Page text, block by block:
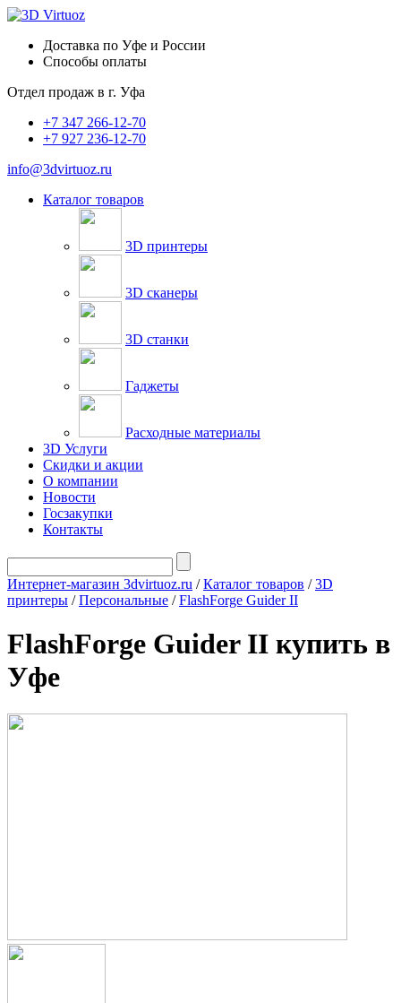
Доставка по Уфе и России
Способы оплаты
Отдел продаж в г. Уфа
+7 347 266-12-70
+7 927 236-12-70
info@3dvirtuoz.ru
Каталог товаров
3D принтеры
3D сканеры
3D станки
Гаджеты
Расходные материалы
3D Услуги
Скидки и акции
О компании
Новости
Госзакупки
Контакты
Интернет-магазин 3dvirtuoz.ru /Каталог товаров /3D
принтеры /Персональные /FlashForge Guider II
FlashForge Guider II купить в
Уфе